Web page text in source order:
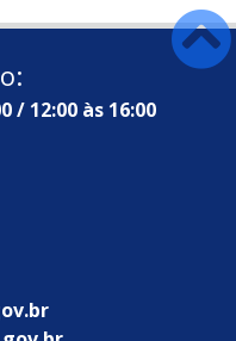
/ 12:00 às 16:00